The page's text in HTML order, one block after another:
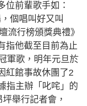
位前輩歌手如：
個唱叫好又叫
流行榜頒獎典禮》
指他截至目前為止
軍歌，明年元旦於
紅館事故休團了2
指主辦「叱咤」的
舉行記者會，